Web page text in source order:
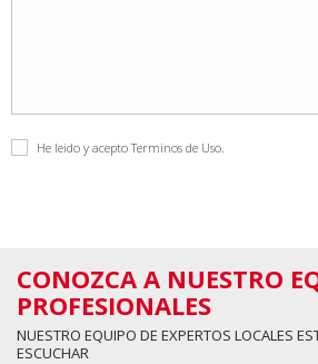
He leido y aceptoTerminos de Uso
CONOZCA A NUESTRO
PROFESIONALES
NUESTRO EQUIPO DE EXPERTOS LOCALES
ESCUCHAR